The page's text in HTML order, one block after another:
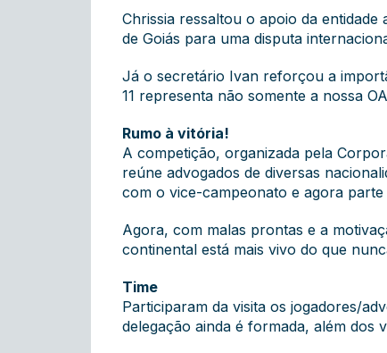
Chrissia ressaltou o apoio da
de Goiás para uma disputa
Já o secretário Ivan reforçou a
11 representa não somente a nossa
Rumo à vitória!
A competição, organizada pela
reúne advogados de diversas
com o vice-campeonato e agora
Agora, com malas prontas e a
continental está mais vivo do que
Time
Participaram da visita os jogadores/
delegação ainda é formada, além dos